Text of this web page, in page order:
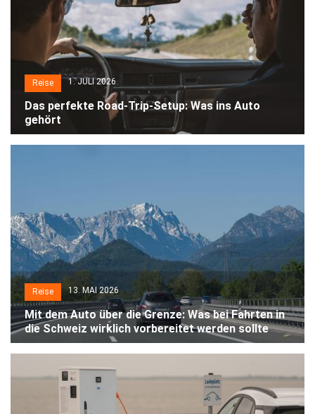
Reise 1. JULI 2026
Das perfekte Road-Trip-Setup: Was ins Auto
gehört
Reise 13. MAI 2026
Mit dem Auto über die Grenze: Was bei Fahrten in
die Schweiz wirklich vorbereitet werden sollte